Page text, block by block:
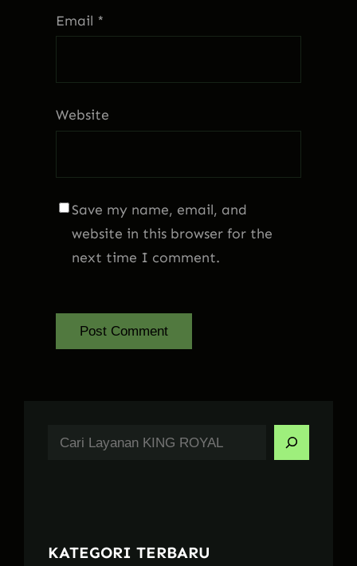
Email *
Website
Save my name, email, and
website in this browser for the
next time I comment.
h
KATEGORI TERBARU